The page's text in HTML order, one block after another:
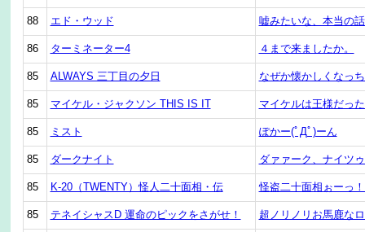
88 エド・ウッド 嘘みたいな、本当の
86 ターミネーター4 ４まで来ましたか。
85 ALWAYS 三丁目の夕日 なぜか懐かしくなっ
85 マイケル・ジャクソン THIS IS IT マイケルは王様だっ
85 ミスト ぽかー(ﾟДﾟ)ーん
85 ダークナイト ダァァーク、ナイツ
85 K-20（TWENTY）怪人二十面相・伝 怪盗二十面相ぉーっ
85 テネイシャスD 運命のピックをさがせ！ 超ノリノリお馬鹿な